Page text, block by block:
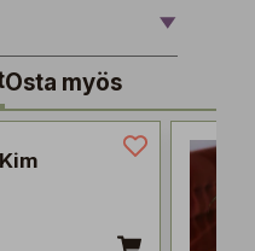
Osta myös